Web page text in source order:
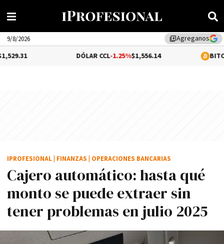
library_addAgreganos
9/8/2026
-1.25%$1,556.14 0.08%
Cajero automático: hasta qué
monto se puede extraer sin
tener problemas en julio 2025
IPROFESIONAL FINANZAS OPERACIONES BANCARIAS